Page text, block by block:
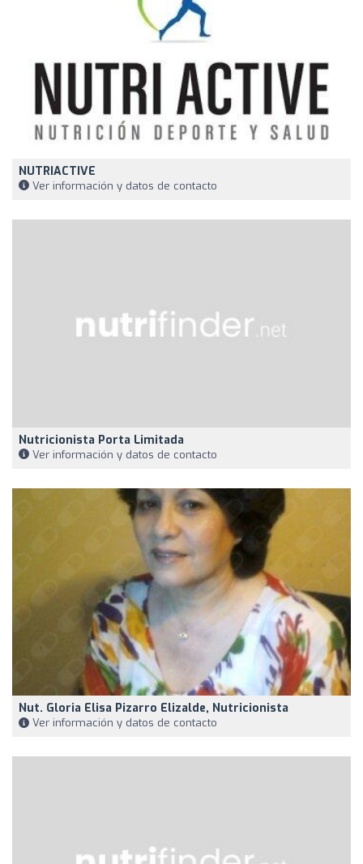
NUTRIACTIVE
Ver información y datos de contacto
Nutricionista Porta Limitada
Ver información y datos de contacto
Nut. Gloria Elisa Pizarro Elizalde, Nutricionista
Ver información y datos de contacto